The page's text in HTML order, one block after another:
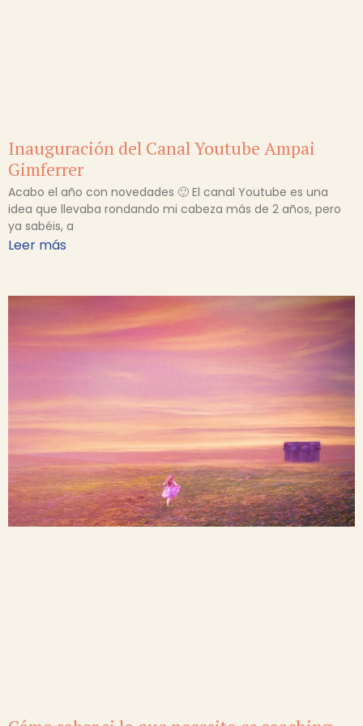
Inauguración del Canal Youtube Ampai
Gimferrer
Acabo el año con novedades 🙂 El canal Youtube es una
idea que llevaba rondando mi cabeza más de 2 años, pero
ya sabéis, a
Leer más